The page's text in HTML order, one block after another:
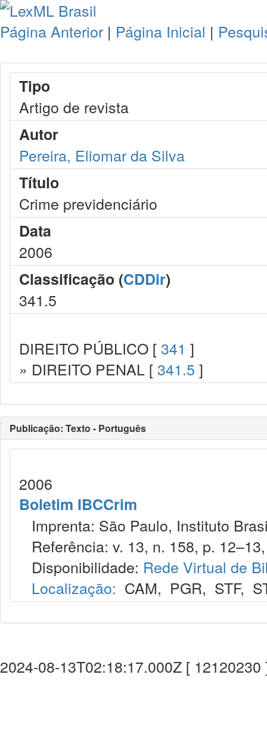
Página Anterior | Página Inicial |
Tipo
Artigo de revista
Autor
Pereira, Eliomar da Silva
Título
Crime previdenciário
Data
2006
Classificação (CDDir)
341.5
DIREITO PÚBLICO [ 341 ]
» DIREITO PENAL [ 341.5 ]
Publicação: Texto - Português
2006
Boletim IBCCrim
Imprenta: São Paulo, Instituto
Referência: v. 13, n. 158, p.
Disponibilidade: Rede Virtual de
Localização: CAM, PGR, STF,
2024-08-13T02:18:17.000Z [ 12120230